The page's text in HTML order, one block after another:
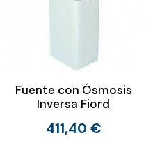
Fuente con Ósmosis
Inversa Fiord
411,40 €